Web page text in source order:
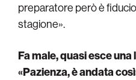
preparatore però è
stagione».
Fa male, quasi esce
«Pazienza, è andata